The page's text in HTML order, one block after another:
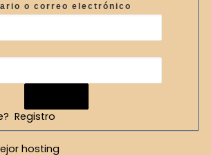
o correo electrónico
Registro